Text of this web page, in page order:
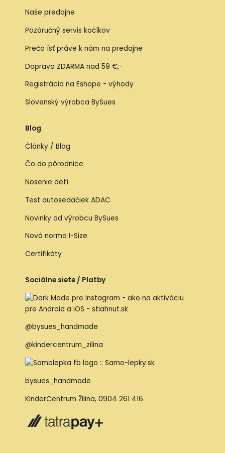
Naše predajne
Pozáručný servis kočíkov
Prečo ísť práve k nám na predajne
Doprava ZDARMA nad 59 €,-
Registrácia na Eshope - výhody
Slovenský výrobca BySues
Blog
Články / Blog
Čo do pôrodnice
Nosenie detí
Test autosedačiek ADAC
Novinky od výrobcu BySues
Nová norma I-Size
Certifikáty
Sociálne siete / Platby
@bysues_handmade
@kindercentrum_zilina
bysues_handmade
KinderCentrum Žilina, 0904 261 416